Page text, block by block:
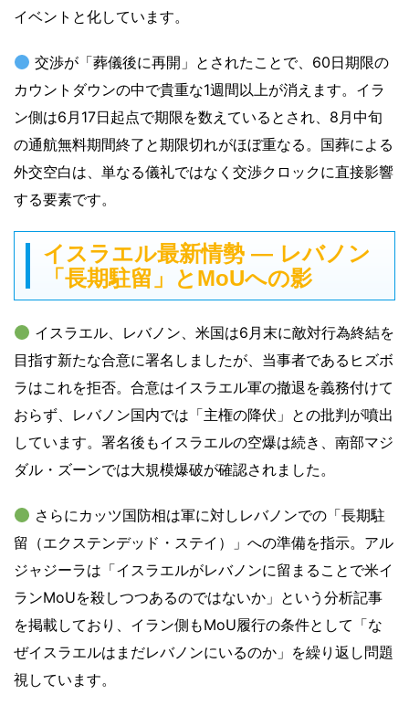
イベントと化しています。
交渉が「葬儀後に再開」とされたことで、60日期限の
カウントダウンの中で貴重な1週間以上が消えます。イラ
ン側は6月17日起点で期限を数えているとされ、8月中旬
の通航無料期間終了と期限切れがほぼ重なる。国葬による
外交空白は、単なる儀礼ではなく交渉クロックに直接影響
する要素です。
イスラエル最新情勢 ― レバノン
「長期駐留」とMoUへの影
イスラエル、レバノン、米国は6月末に敵対行為終結を
目指す新たな合意に署名しましたが、当事者であるヒズボ
ラはこれを拒否。合意はイスラエル軍の撤退を義務付けて
おらず、レバノン国内では「主権の降伏」との批判が噴出
しています。署名後もイスラエルの空爆は続き、南部マジ
ダル・ズーンでは大規模爆破が確認されました。
さらにカッツ国防相は軍に対しレバノンでの「長期駐
留（エクステンデッド・ステイ）」への準備を指示。アル
ジャジーラは「イスラエルがレバノンに留まることで米イ
ランMoUを殺しつつあるのではないか」という分析記事
を掲載しており、イラン側もMoU履行の条件として「な
ぜイスラエルはまだレバノンにいるのか」を繰り返し問題
視しています。